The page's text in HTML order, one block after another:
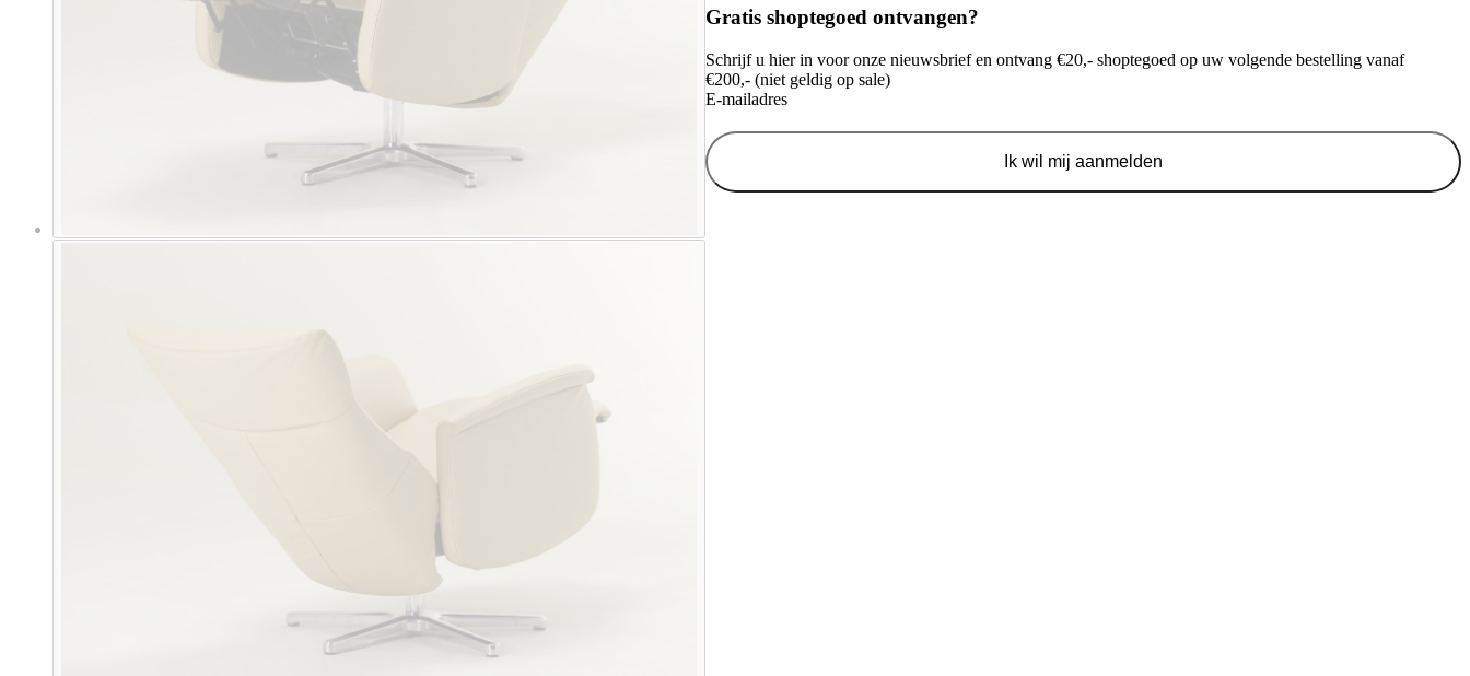
Gratis shoptegoed ontvangen?
Schrijf u hier in voor onze nieuwsbrief en ontvang €20,- shoptegoed op uw volgende bestelling vanaf
€200,- (niet geldig op sale)
E-mailadres
Ik wil mij aanmelden